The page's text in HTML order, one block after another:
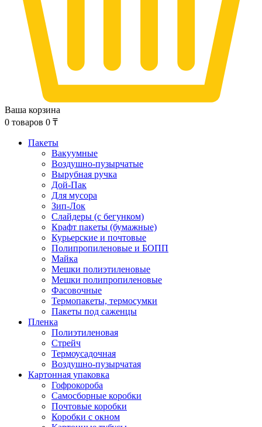
Ваша корзина
0 товаров 0 ₸
Пакеты
Вакуумные
Воздушно-пузырчатые
Вырубная ручка
Дой-Пак
Для мусора
Зип-Лок
Слайдеры (с бегунком)
Крафт пакеты (бумажные)
Курьерские и почтовые
Полипропиленовые и БОПП
Майка
Мешки полиэтиленовые
Мешки полипропиленовые
Фасовочные
Термопакеты, термосумки
Пакеты под саженцы
Пленка
Полиэтиленовая
Стрейч
Термоусадочная
Воздушно-пузырчатая
Картонная упаковка
Гофрокороба
Самосборные коробки
Почтовые коробки
Коробки с окном